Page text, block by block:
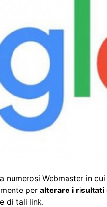
a numerosi Webmaster in
per alterare i risultati
di tali link.